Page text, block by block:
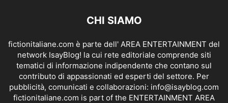
CHI SIAMO
fictionitaliane.com è parte dell' AREA ENTERTAINMENT del
network IsayBlog! la cui rete editoriale comprende siti
tematici di informazione indipendente che contano sul
contributo di appassionati ed esperti del settore. Per
pubblicità, comunicati e collaborazioni: info@isayblog.com
fictionitaliane.com is part of the ENTERTAINMENT AREA